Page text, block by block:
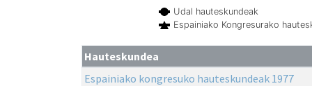
Udal hauteskundeak
Espainiako Kongresurako
Hauteskundea
Espainiako kongresuko hauteskundeak 1977